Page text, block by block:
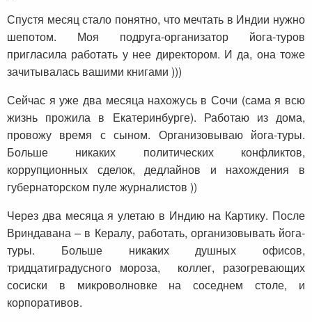
Спустя месяц стало понятно, что мечтать в Индии нужно
шепотом. Моя подруга-организатор йога-туров
пригласила работать у нее директором. И да, она тоже
зачитывалась вашими книгами )))
Сейчас я уже два месяца нахожусь в Сочи (сама я всю
жизнь прожила в Екатеринбурге). Работаю из дома,
провожу время с сыном. Организовываю йога-туры.
Больше никаких политических конфликтов,
коррупционных сделок, дедлайнов и нахождения в
губернаторском пуле журналистов ))
Через два месяца я улетаю в Индию на Картику. После
Вриндавана – в Кералу, работать, организовывать йога-
туры. Больше никаких душных офисов,
тридцатиградусного мороза, коллег, разогревающих
сосиски в микроволновке на соседнем столе, и
корпоративов.